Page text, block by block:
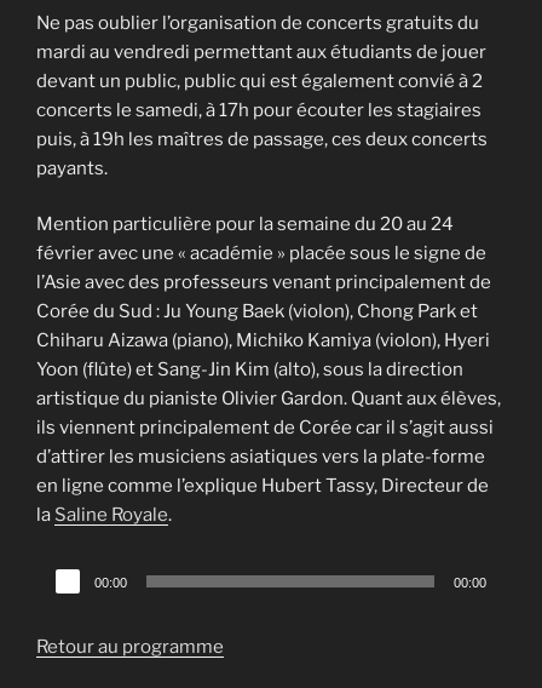
Ne pas oublier l’organisation de concerts gratuits du
mardi au vendredi permettant aux étudiants de jouer
devant un public, public qui est également convié à 2
concerts le samedi, à 17h pour écouter les stagiaires
puis, à 19h les maîtres de passage, ces deux concerts
payants.
Mention particulière pour la semaine du 20 au 24
février avec une « académie » placée sous le signe de
l’Asie avec des professeurs venant principalement de
Corée du Sud : Ju Young Baek (violon), Chong Park et
Chiharu Aizawa (piano), Michiko Kamiya (violon), Hyeri
Yoon (flûte) et Sang-Jin Kim (alto), sous la direction
artistique du pianiste Olivier Gardon. Quant aux élèves,
ils viennent principalement de Corée car il s’agit aussi
d’attirer les musiciens asiatiques vers la plate-forme
en ligne comme l’explique Hubert Tassy, Directeur de
la Saline Royale.
Lecteur
audio
00:00 00:00
Retour au programme